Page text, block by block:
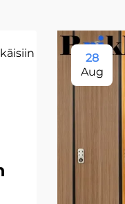
28
Aug